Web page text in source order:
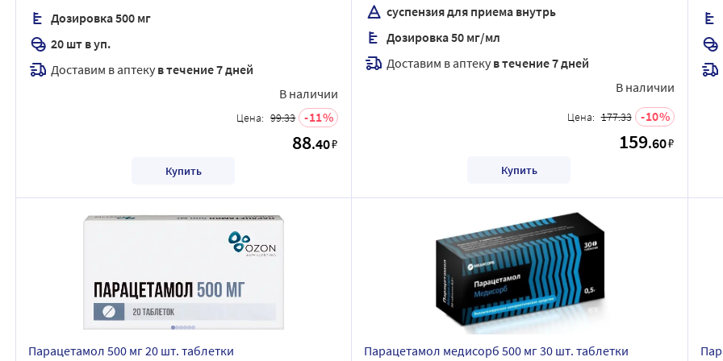
Дозировка 500 мг
20 шт в уп.
Доставим в аптеку в течение 7 дней
В наличии
Цена: 99.33 11
88.40₽
Купить
суспензия для приема внутрь
Дозировка 50 мг/мл
Доставим в аптеку в течение 7 дней
В наличии
Цена: 177.33 10
159.60₽
Купить
Парацетамол 500 мг 20 шт. таблетки Парацетамол медисорб 500 мг 30 шт. таблетки